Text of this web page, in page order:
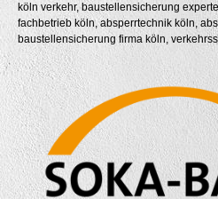
köln verkehr, baustellensicherung
fachbetrieb köln, absperrtechnik köln,
baustellensicherung firma köln,